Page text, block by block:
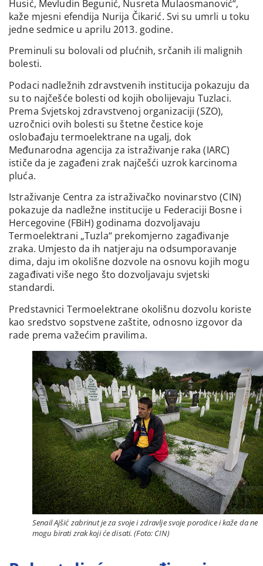
Husić, Mevludin Begunić, Nusreta Mulaosmanović“,
kaže mjesni efendija Nurija Čikarić. Svi su umrli u toku
jedne sedmice u aprilu 2013. godine.
Preminuli su bolovali od plućnih, srčanih ili malignih
bolesti.
Podaci nadležnih zdravstvenih institucija pokazuju da
su to najčešće bolesti od kojih obolijevaju Tuzlaci.
Prema Svjetskoj zdravstvenoj organizaciji (SZO),
uzročnici ovih bolesti su štetne čestice koje
oslobađaju termoelektrane na ugalj, dok
Međunarodna agencija za istraživanje raka (IARC)
ističe da je zagađeni zrak najčešći uzrok karcinoma
pluća.
Istraživanje Centra za istraživačko novinarstvo (CIN)
pokazuje da nadležne institucije u Federaciji Bosne i
Hercegovine (FBiH) godinama dozvoljavaju
Termoelektrani „Tuzla“ prekomjerno zagađivanje
zraka. Umjesto da ih natjeraju na odsumporavanje
dima, daju im okolišne dozvole na osnovu kojih mogu
zagađivati više nego što dozvoljavaju svjetski
standardi.
Predstavnici Termoelektrane okolišnu dozvolu koriste
kao sredstvo sopstvene zaštite, odnosno izgovor da
rade prema važećim pravilima.
Senail Ajšić zabrinut je za svoje i zdravlje svoje porodice i kaže da ne
mogu birati zrak koji će disati. (Foto: CIN)